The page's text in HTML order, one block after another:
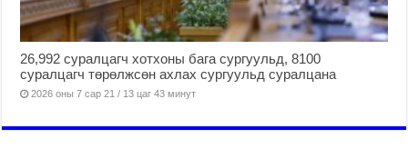
26,992 суралцагч хотхоны бага сургуульд, 8100
суралцагч төрөлжсөн ахлах сургуульд суралцана
2026 оны 7 сар 21 / 13 цаг 43 минут